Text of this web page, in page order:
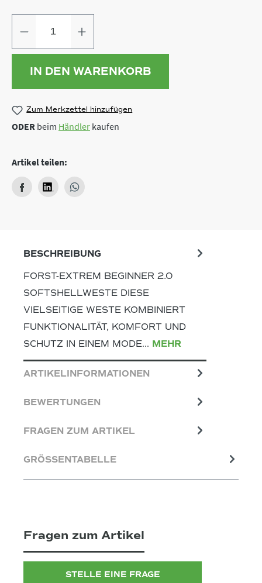
IN DEN WARENKORB
Zum Merkzettel hinzufügen
ODER beim Händler kaufen
Artikel teilen:
BESCHREIBUNG
FORST-EXTREM BEGINNER 2.0
SOFTSHELLWESTE DIESE
VIELSEITIGE WESTE KOMBINIERT
FUNKTIONALITÄT, KOMFORT UND
SCHUTZ IN EINEM MODE… MEHR
ARTIKELINFORMATIONEN
BEWERTUNGEN
FRAGEN ZUM ARTIKEL
GRÖSSENTABELLE
Fragen zum Artikel
STELLE EINE FRAGE